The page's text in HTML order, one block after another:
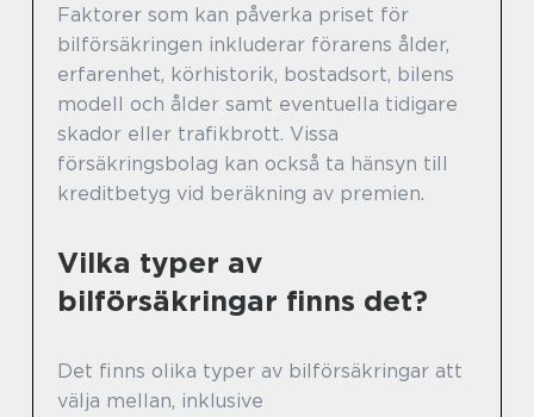
Faktorer som kan påverka priset för
bilförsäkringen inkluderar förarens ålder,
erfarenhet, körhistorik, bostadsort, bilens
modell och ålder samt eventuella tidigare
skador eller trafikbrott. Vissa
försäkringsbolag kan också ta hänsyn till
kreditbetyg vid beräkning av premien.
Vilka typer av
bilförsäkringar finns det?
Det finns olika typer av bilförsäkringar att
välja mellan, inklusive